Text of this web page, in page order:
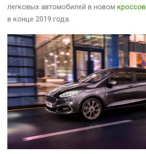
легковых автомобилей в новом
в конце 2019 года.